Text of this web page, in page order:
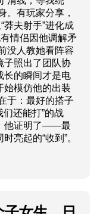
。有玩家分享，
莽夫射手”进化成
情侣因他调解矛
没人教她看阵容
子照出了团队协
长的瞬间才是电
始模仿他的出装
于：最好的搭子
们还能打”的战
他证明了——最
亮起的“收到”。